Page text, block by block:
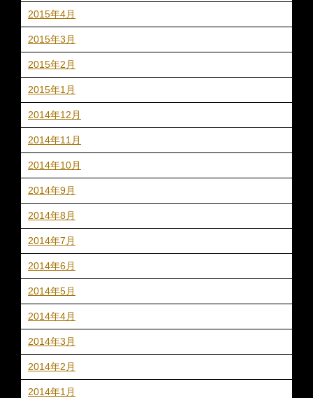
2015年4月
2015年3月
2015年2月
2015年1月
2014年12月
2014年11月
2014年10月
2014年9月
2014年8月
2014年7月
2014年6月
2014年5月
2014年4月
2014年3月
2014年2月
2014年1月